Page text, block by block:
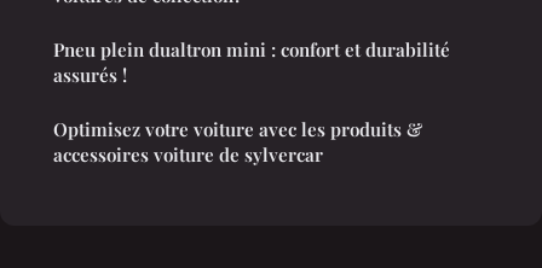
Pneu plein dualtron mini : confort et durabilité
assurés !
Optimisez votre voiture avec les produits &
accessoires voiture de sylvercar